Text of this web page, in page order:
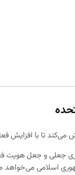
تا با افزایش
و جعل هویت
اسلامی می‌خواهد